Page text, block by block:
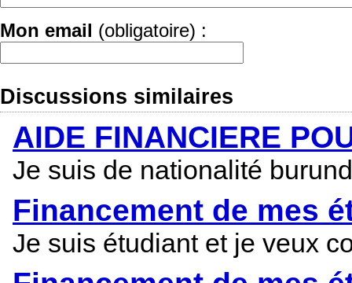
Mon email (obligatoire) :
Discussions similaires
AIDE FINANCIERE
Je suis de nationalité
Financement de mes
Je suis étudiant et je veux